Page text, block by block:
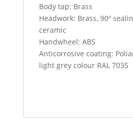
Body tap: Brass
Headwork: Brass, 90º
ceramic
Handwheel: ABS
Anticorrosive coating:
light grey colour RAL 7035